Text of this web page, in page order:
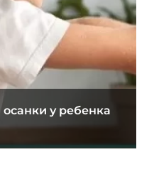
у ребенка